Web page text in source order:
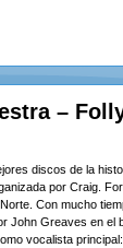
–
discos de la
por Craig.
Con mucho
John Greaves en el
vocalista